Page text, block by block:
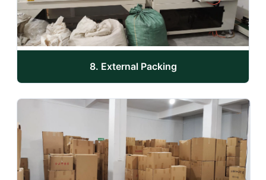
8. External Packing